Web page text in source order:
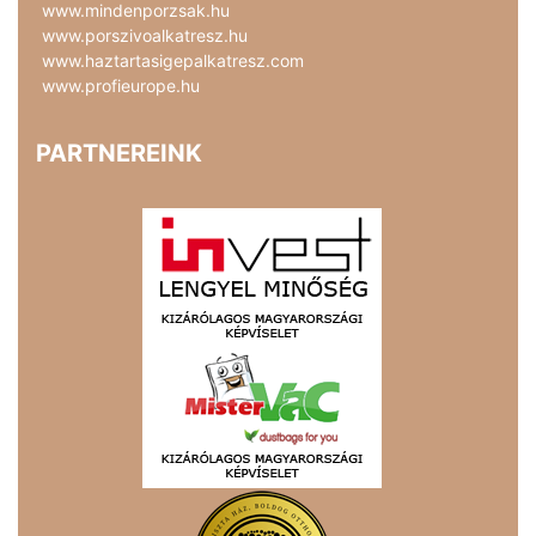
www.mindenporzsak.hu
www.porszivoalkatresz.hu
www.haztartasigepalkatresz.com
www.profieurope.hu
PARTNEREINK